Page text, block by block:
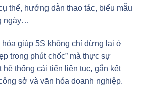
thể, hướng dẫn thao tác, biểu mẫu
ngày…
giúp 5S không chỉ dừng lại ở
trong phút chốc” mà thực sự
hệ thống cải tiến liên tục, gắn kết
sở và văn hóa doanh nghiệp.